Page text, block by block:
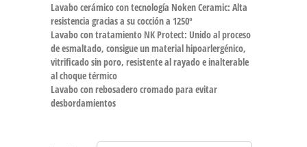
Lavabo cerámico con tecnología Noken Ceramic: Alta
resistencia gracias a su cocción a 1250º
Lavabo con tratamiento NK Protect: Unido al proceso
de esmaltado, consigue un material hipoarlergénico,
vitrificado sin poro, resistente al rayado e inalterable
al choque térmico
Lavabo con rebosadero cromado para evitar
desbordamientos